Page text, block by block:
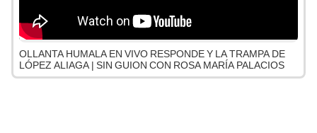
OLLANTA HUMALA EN VIVO RESPONDE Y LA TRAMPA DE
LÓPEZ ALIAGA | SIN GUION CON ROSA MARÍA PALACIOS